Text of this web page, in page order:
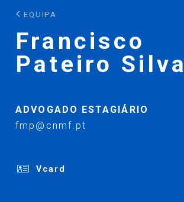
EQUIPA
Francisco
Pateiro Silva
ADVOGADO ESTAGIÁRIO
fmp@cnmf.pt
Vcard